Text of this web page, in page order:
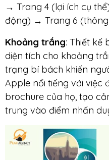
→ Trang 4 (lợi ích cụ
động) → Trang 6 (thông
Khoảng trắng: Thiết kế
diện tích cho khoảng
trạng bí bách khiến
Apple nổi tiếng với việc
brochure của họ, tạo
trung vào điểm nhấn